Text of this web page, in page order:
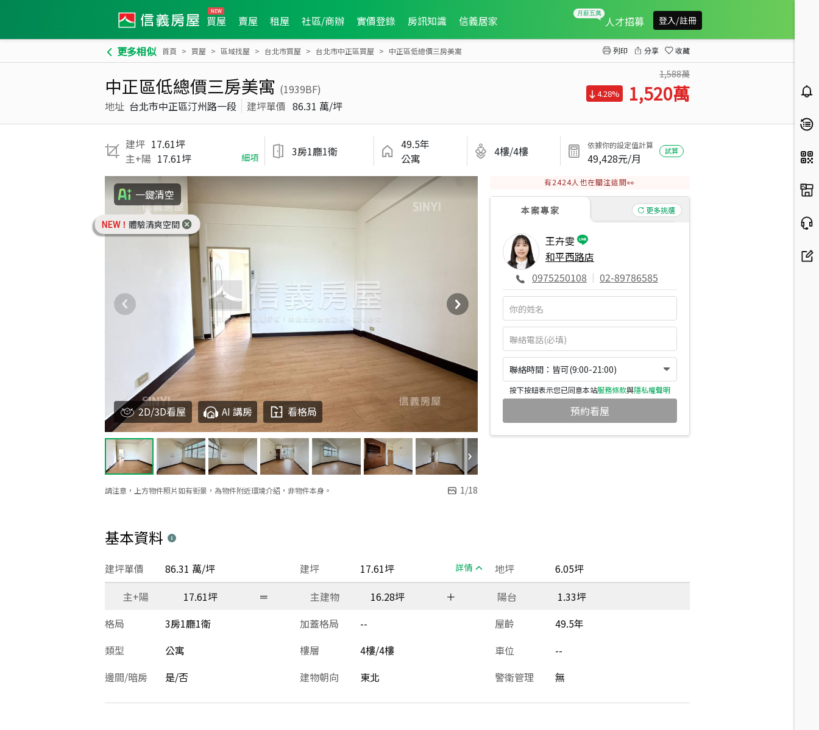
買屋 賣屋 租屋 社區/商辦 實價登錄 房訊知識 信義居家 人才招募 登入/註冊
更多相似 首頁 買屋 區域找屋 台北市買屋 台北市中正區買屋 中正區低總價三房美寓 列印 分享 收藏
中正區低總價三房美寓 (1939BF)
地址 台北市中正區汀州路一段 建坪單價 86.31 萬/坪
1,588萬
4.28% 1,520萬
建坪 17.61坪
主+陽 17.61坪 細項 3房1廳1衛
49.5年
公寓
4樓/4樓 依據你的設定值計算
49,428元/月
試算
一鍵清空
NEW！ 體驗清爽空間
請注意，上方物件照片如有街景，為物件附近環境介紹，非物件本身。 1/18
2D/3D看屋 AI 講房 看格局
有2424人也在關注這間👀
本案專家 更多挑選
王卉雯
和平西路店
0975250108 | 02-89786585
聯絡時間：皆可(9:00-21:00)
按下按鈕表示您已同意本站服務條款與隱私權聲明
預約看屋
基本資料
建坪 17.61坪 詳情
建坪單價 86.31 萬/坪 地坪
6.05坪
主+陽
17.61坪 ＝ 主建物 16.28坪 ＋ 陽台
1.33坪
格局
3房1廳1衛 加蓋格局 -- 屋齡
49.5年
類型
公寓 樓層 4樓/4樓 車位
--
邊間/暗房
是/否 建物朝向 東北 警衛管理 無